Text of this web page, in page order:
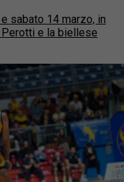
sabato 14 marzo, in
e la biellese